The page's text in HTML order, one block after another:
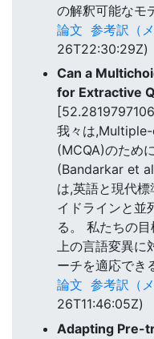
の解釈可能なモ
論文 参考訳（
26T22:30:29Z)
Can a
for Extractive
我々は
(MCQA)のため
(Bandarkar et
は,英語と現代
イドラインと並
る。 私たちの
上の言語変異に
ーチを適応でき
論文 参考訳（
26T11:46:05Z)
Adapting Pre-